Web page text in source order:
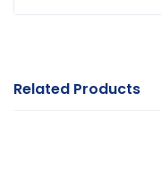
Related Products